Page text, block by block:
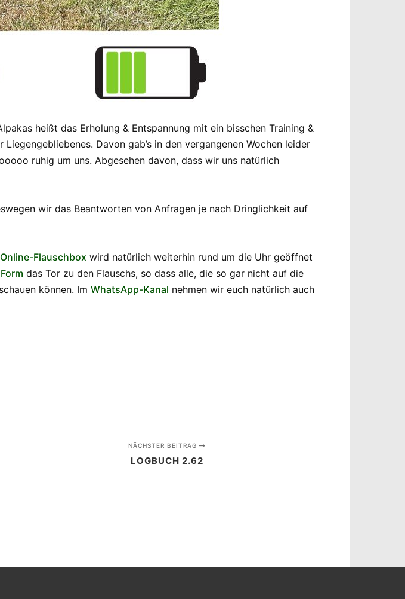
heißt das Erholung & Entspannung mit ein bisschen Training &
Davon gab’s in den vergangenen Wochen leider
ruhig um uns. Abgesehen davon, dass wir uns natürlich
wir das Beantworten von Anfragen je nach Dringlichkeit auf
Online-Flauschbox wird natürlich weiterhin rund um die Uhr geöffnet
das Tor zu den Flauschs, so dass alle, die so gar nicht auf die
können. Im WhatsApp-Kanal nehmen wir euch natürlich auch
NÄCHSTER BEITRAG
LOGBUCH 2.62